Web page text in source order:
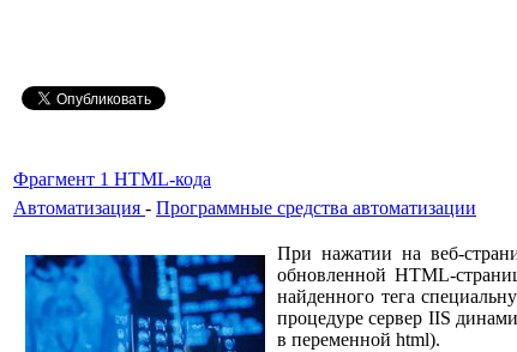
Фрагмент 1 HTML-кода
Автоматизация - Программные средства автоматизации
При нажатии на веб-
обновленной HTML-
найденного тега
процедуре сервер IIS
в переменной html).